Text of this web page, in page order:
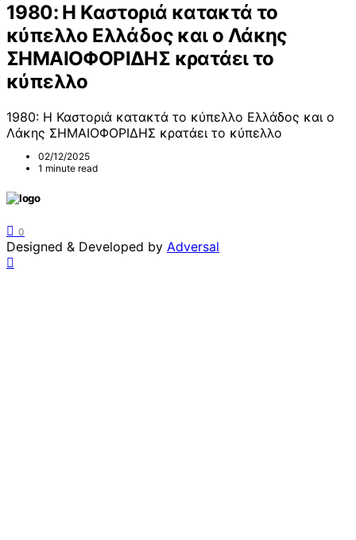
1980: Η Καστοριά κατακτά το
κύπελλο Ελλάδος και ο Λάκης
ΣΗΜΑΙΟΦΟΡΙΔΗΣ κρατάει το
κύπελλο
1980: Η Καστοριά κατακτά το κύπελλο Ελλάδος και ο
Λάκης ΣΗΜΑΙΟΦΟΡΙΔΗΣ κρατάει το κύπελλο
02/12/2025
1 minute read
0
Designed & Developed by Adversal